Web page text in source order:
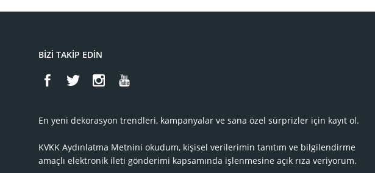
BİZİ TAKİP EDİN
En yeni dekorasyon trendleri, kampanyalar ve sana özel sürprizler için kayıt ol.
KVKK Aydınlatma Metnini okudum, kişisel verilerimin tanıtım ve bilgilendirme
amaçlı elektronik ileti gönderimi kapsamında işlenmesine açık rıza veriyorum.